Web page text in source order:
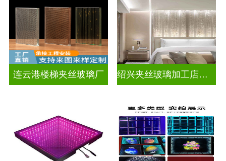
连云港楼梯夹丝玻璃厂 绍兴夹丝玻璃加工店电话